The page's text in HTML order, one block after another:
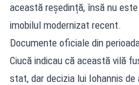
această reședință, însă nu
imobilul modernizat recent.
Documente oficiale din
Ciucă indicau că această vilă
stat, dar decizia lui Iohannis